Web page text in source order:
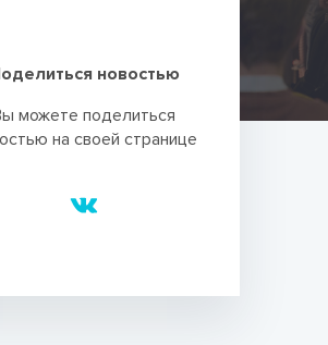
новостью
можете поделиться
на своей странице